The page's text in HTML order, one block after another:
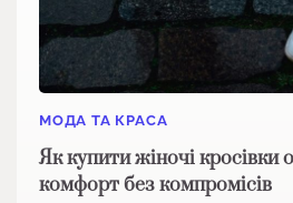
МОДА ТА КРАСА
Як купити жіночі кросівки
комфорт без компромісів